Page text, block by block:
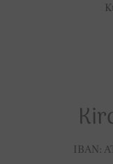
IBAN: